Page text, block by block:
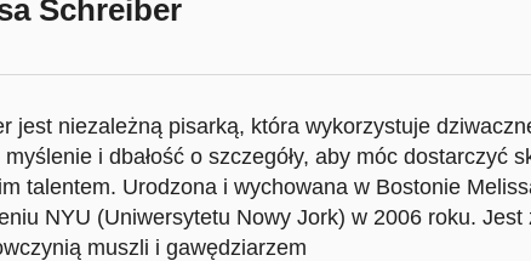
Schreiber
jest niezależną pisarką, która wykorzystuje
myślenie i dbałość o szczegóły, aby móc dostarczyć
talentem. Urodzona i wychowana w Bostonie
NYU (Uniwersytetu Nowy Jork) w 2006 roku.
muszli i gawędziarzem